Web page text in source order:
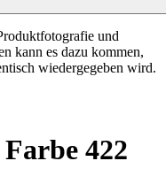
und
kann es dazu kommen,
wiedergegeben wird.
422